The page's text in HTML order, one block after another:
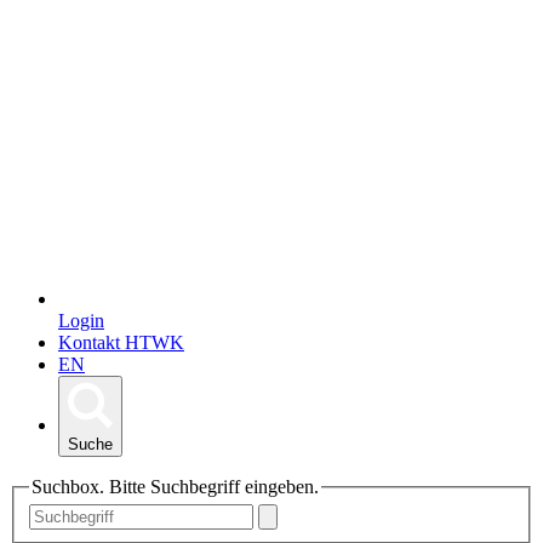
Login
Kontakt HTWK
EN
Suche
Suchbox. Bitte Suchbegriff eingeben.